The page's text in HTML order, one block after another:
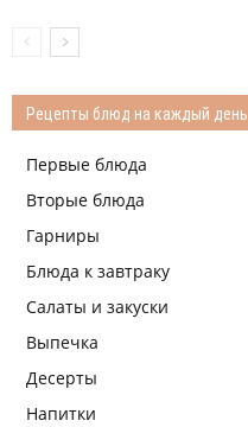
Рецепты блюд на каждый день
Первые блюда
Вторые блюда
Гарниры
Блюда к завтраку
Салаты и закуски
Выпечка
Десерты
Напитки